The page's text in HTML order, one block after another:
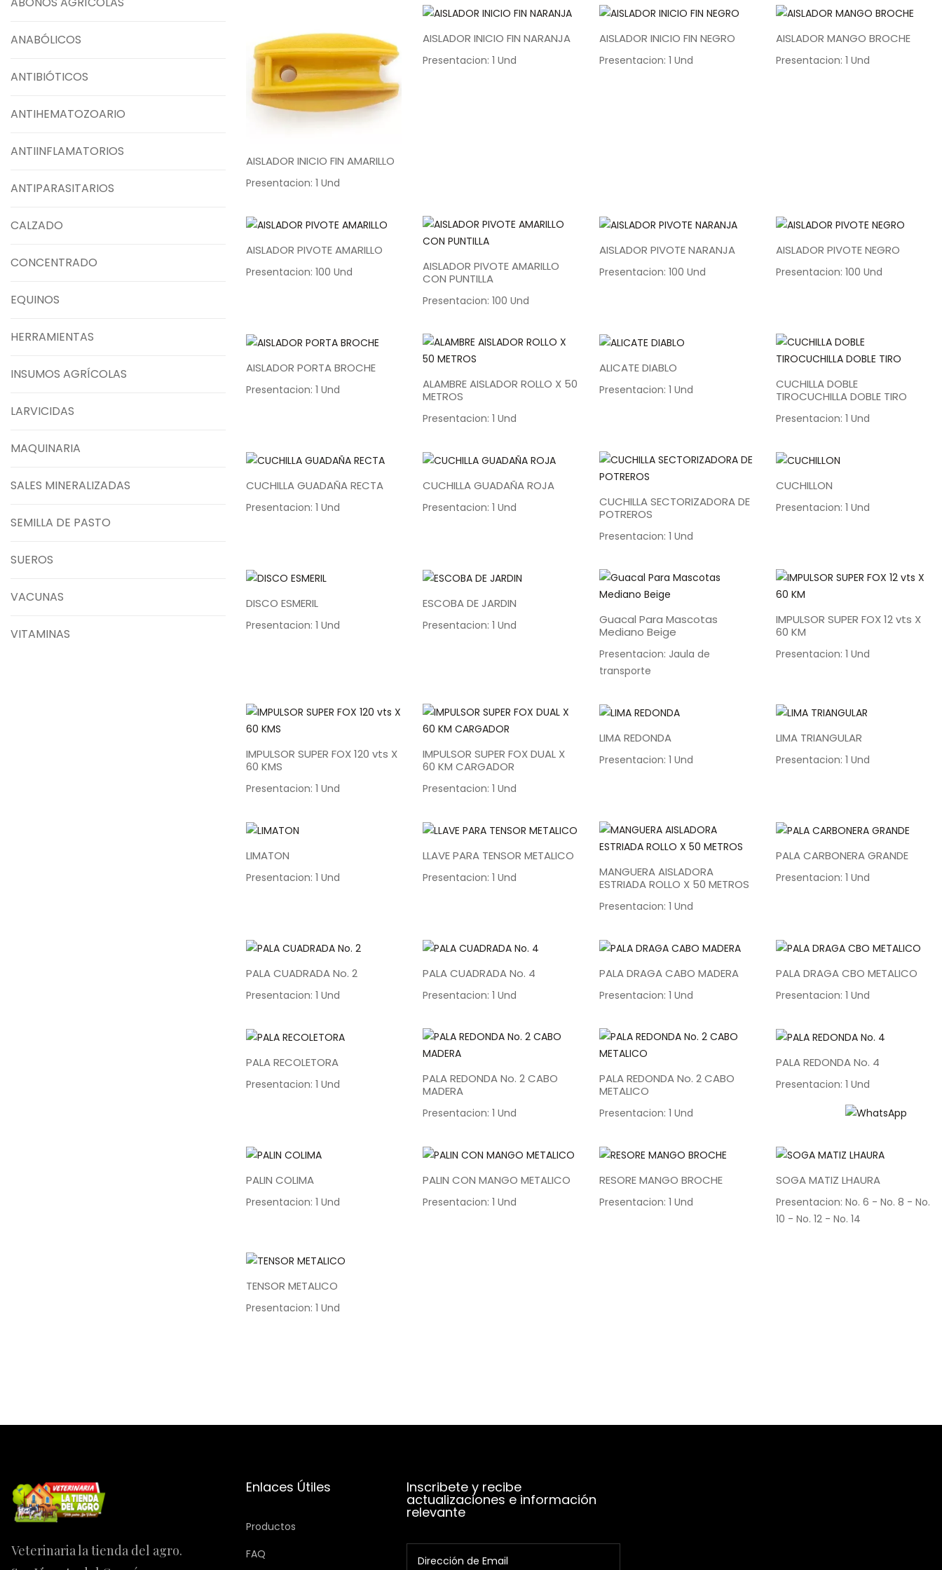
AISLADOR INICIO FIN AMARILLO
Presentacion: 1 Und
AISLADOR INICIO FIN NARANJA
Presentacion: 1 Und
AISLADOR INICIO FIN NEGRO
Presentacion: 1 Und
AISLADOR MANGO BROCHE
Presentacion: 1 Und
AISLADOR PIVOTE AMARILLO
Presentacion: 100 Und
AISLADOR PIVOTE AMARILLO
CON PUNTILLA
Presentacion: 100 Und
AISLADOR PIVOTE NARANJA
Presentacion: 100 Und
AISLADOR PIVOTE NEGRO
Presentacion: 100 Und
AISLADOR PORTA BROCHE
Presentacion: 1 Und
ALAMBRE AISLADOR ROLLO X 50
METROS
Presentacion: 1 Und
ALICATE DIABLO
Presentacion: 1 Und
CUCHILLA DOBLE
TIROCUCHILLA DOBLE TIRO
Presentacion: 1 Und
CUCHILLA GUADAÑA RECTA
Presentacion: 1 Und
CUCHILLA GUADAÑA ROJA
Presentacion: 1 Und
CUCHILLA SECTORIZADORA DE
POTREROS
Presentacion: 1 Und
CUCHILLON
Presentacion: 1 Und
DISCO ESMERIL
Presentacion: 1 Und
ESCOBA DE JARDIN
Presentacion: 1 Und
Guacal Para Mascotas
Mediano Beige
Presentacion: Jaula de
transporte
IMPULSOR SUPER FOX 12 vts X
60 KM
Presentacion: 1 Und
IMPULSOR SUPER FOX 120 vts X
60 KMS
Presentacion: 1 Und
IMPULSOR SUPER FOX DUAL X
60 KM CARGADOR
Presentacion: 1 Und
LIMA REDONDA
Presentacion: 1 Und
LIMA TRIANGULAR
Presentacion: 1 Und
LIMATON
Presentacion: 1 Und
LLAVE PARA TENSOR METALICO
Presentacion: 1 Und
MANGUERA AISLADORA
ESTRIADA ROLLO X 50 METROS
Presentacion: 1 Und
PALA CARBONERA GRANDE
Presentacion: 1 Und
PALA CUADRADA No. 2
Presentacion: 1 Und
PALA CUADRADA No. 4
Presentacion: 1 Und
PALA DRAGA CABO MADERA
Presentacion: 1 Und
PALA DRAGA CBO METALICO
Presentacion: 1 Und
PALA RECOLETORA
Presentacion: 1 Und
PALA REDONDA No. 2 CABO
MADERA
Presentacion: 1 Und
PALA REDONDA No. 2 CABO
METALICO
Presentacion: 1 Und
PALA REDONDA No. 4
Presentacion: 1 Und
PALIN COLIMA
Presentacion: 1 Und
PALIN CON MANGO METALICO
Presentacion: 1 Und
RESORE MANGO BROCHE
Presentacion: 1 Und
SOGA MATIZ LHAURA
Presentacion: No. 6 - No. 8 - No.
10 - No. 12 - No. 14
TENSOR METALICO
Presentacion: 1 Und
ANABÓLICOS
ANTIBIÓTICOS
ANTIHEMATOZOARIO
ANTIINFLAMATORIOS
ANTIPARASITARIOS
CALZADO
CONCENTRADO
EQUINOS
HERRAMIENTAS
INSUMOS AGRÍCOLAS
LARVICIDAS
MAQUINARIA
SALES MINERALIZADAS
SEMILLA DE PASTO
SUEROS
VACUNAS
VITAMINAS
Veterinaria la tienda del agro.
Enlaces Útiles
Productos
FAQ
Inscribete y recibe
actualizaciones e información
relevante